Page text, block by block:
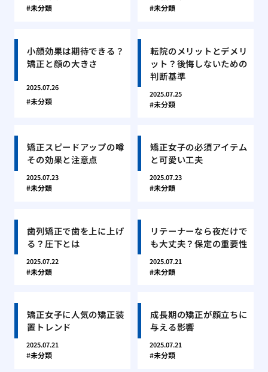
未分類 未分類
小顔効果は期待できる？
矯正と顔の大きさ
2025.07.26
未分類
転院のメリットとデメリ
ット？後悔しないための
判断基準
2025.07.25
未分類
矯正スピードアップの噂
その効果と注意点
2025.07.23
未分類
矯正女子の必須アイテム
と可愛い工夫
2025.07.23
未分類
歯列矯正で歯を上に上げ
る？圧下とは
2025.07.22
未分類
リテーナーなら夜だけで
も大丈夫？保定の重要性
2025.07.21
未分類
矯正女子に人気の矯正装
置トレンド
2025.07.21
未分類
成長期の矯正が顔立ちに
与える影響
2025.07.21
未分類